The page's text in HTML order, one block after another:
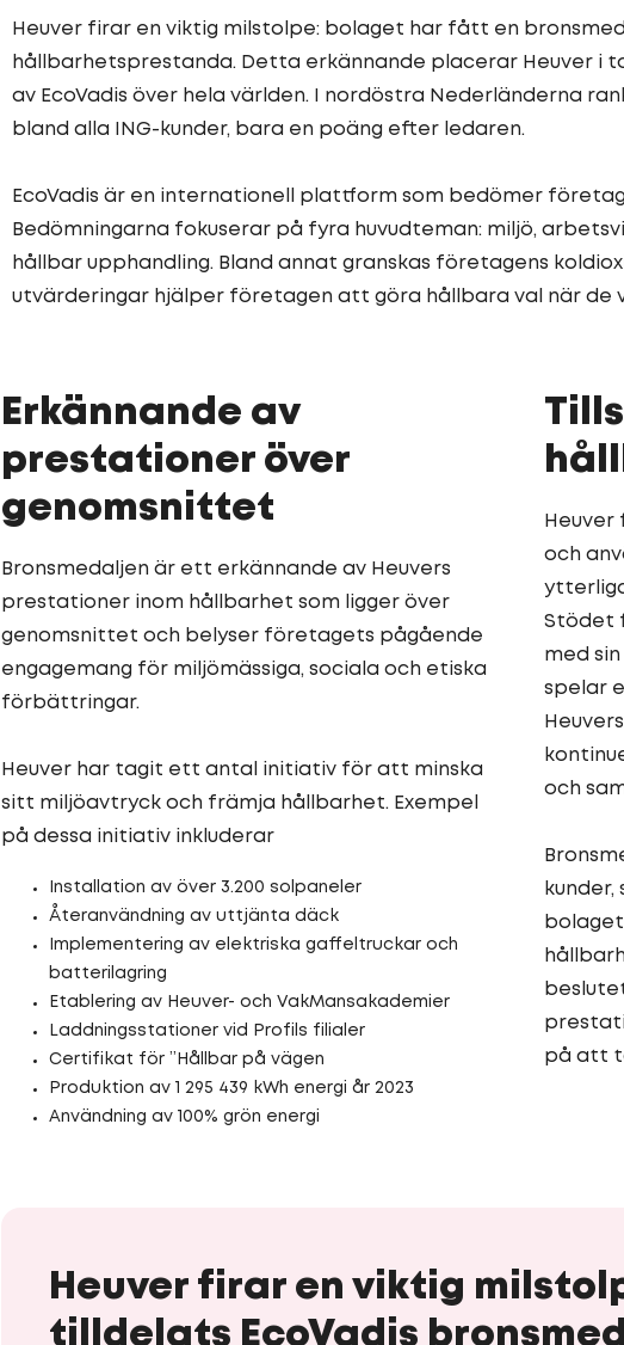
Heuver firar en viktig milstolpe: bolaget har fått en
hållbarhetsprestanda. Detta erkännande placerar Heuver i
av EcoVadis över hela världen. I nordöstra Nederländerna
bland alla ING-kunder, bara en poäng efter ledaren.
EcoVadis är en internationell plattform som bedömer
Bedömningarna fokuserar på fyra huvudteman: miljö,
hållbar upphandling. Bland annat granskas företagens
utvärderingar hjälper företagen att göra hållbara val när de
Erkännande av
prestationer över
genomsnittet
Bronsmedaljen är ett erkännande av Heuvers
prestationer inom hållbarhet som ligger över
genomsnittet och belyser företagets pågående
engagemang för miljömässiga, sociala och etiska
förbättringar.
Heuver har tagit ett antal initiativ för att minska
sitt miljöavtryck och främja hållbarhet. Exempel
på dessa initiativ inkluderar
Installation av över 3.200 solpaneler
Återanvändning av uttjänta däck
Implementering av elektriska gaffeltruckar och
batterilagring
Etablering av Heuver- och VakMansakademier
Laddningsstationer vid Profils filialer
Certifikat för ”Hållbar på vägen
Produktion av 1 295 439 kWh energi år 2023
Användning av 100% grön energi
och
Stödet
med
spelar
och
på att
Heuver firar en viktig
tilldelats EcoVadis